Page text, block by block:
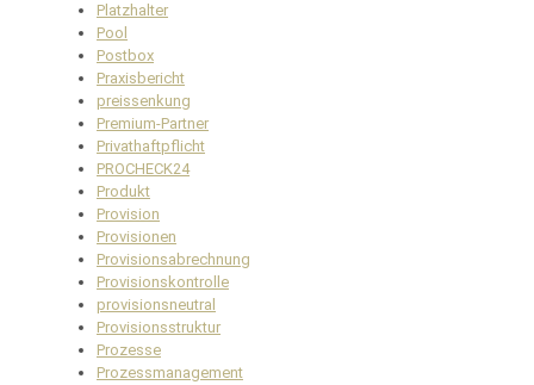
Platzhalter
Pool
Postbox
Praxisbericht
preissenkung
Premium-Partner
Privathaftpflicht
PROCHECK24
Produkt
Provision
Provisionen
Provisionsabrechnung
Provisionskontrolle
provisionsneutral
Provisionsstruktur
Prozesse
Prozessmanagement